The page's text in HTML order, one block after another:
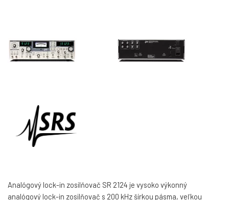
Analógový lock-in zosilňovač SR 2124 je vysoko výkonný
analógový lock-in zosilňovač s 200 kHz šírkou pásma, veľkou